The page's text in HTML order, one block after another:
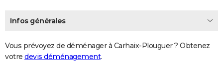
Infos générales
Vous prévoyez de déménager à Carhaix-Plouguer ? Obtenez
votre devis déménagement.